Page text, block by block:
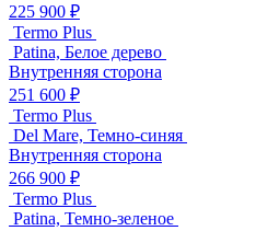
225 900 ₽
Termo Plus
Patina, Белое дерево
Внутренняя сторона
251 600 ₽
Termo Plus
Del Mare, Темно-синяя
Внутренняя сторона
266 900 ₽
Termo Plus
Patina, Темно-зеленое